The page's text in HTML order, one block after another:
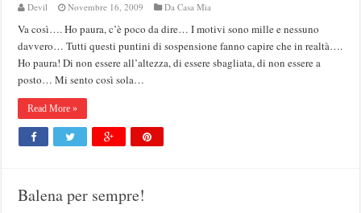
Devil Novembre 16, 2009 Da Casa Mia
Va così…. Ho paura, c’è poco da dire… I motivi sono mille e nessuno
davvero… Tutti questi puntini di sospensione fanno capire che in realtà….
Ho paura! Di non essere all’altezza, di essere sbagliata, di non essere a
posto… Mi sento così sola…
Read More »
Balena per sempre!